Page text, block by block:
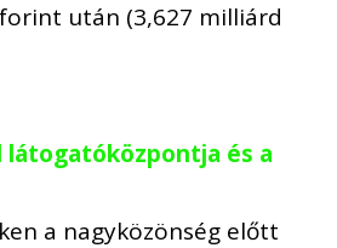
után (3,627 milliárd
és a
a nagyközönség előtt